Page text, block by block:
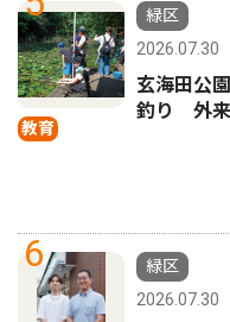
教育
緑区
2026.07.30
玄海田公
釣り 外来
6
緑区
2026.07.30